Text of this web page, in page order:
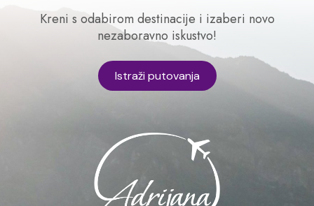
Kreni s odabirom destinacije i izaberi novo
nezaboravno iskustvo!
Istraži putovanja